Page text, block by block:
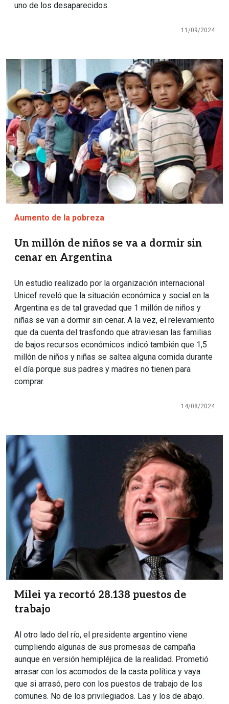
uno de los desaparecidos.
11/09/2024
Imagen
Aumento de la pobreza
Un millón de niños se va a dormir sin
cenar en Argentina
Un estudio realizado por la organización internacional
Unicef reveló que la situación económica y social en la
Argentina es de tal gravedad que 1 millón de niños y
niñas se van a dormir sin cenar. A la vez, el relevamiento
que da cuenta del trasfondo que atraviesan las familias
de bajos recursos económicos indicó también que 1,5
millón de niños y niñas se saltea alguna comida durante
el día porque sus padres y madres no tienen para
comprar.
14/08/2024
Imagen
Milei ya recortó 28.138 puestos de
trabajo
Al otro lado del río, el presidente argentino viene
cumpliendo algunas de sus promesas de campaña
aunque en versión hemipléjica de la realidad. Prometió
arrasar con los acomodos de la casta política y vaya
que si arrasó, pero con los puestos de trabajo de los
comunes. No de los privilegiados. Las y los de abajo.